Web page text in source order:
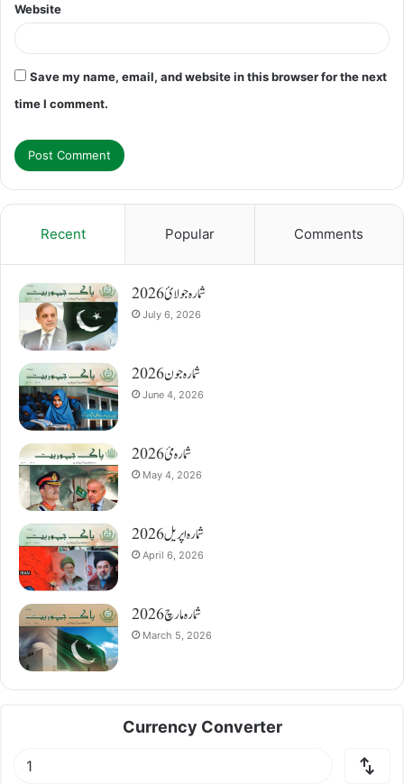
Website
Save my name, email, and website in this browser for the next
time I comment.
Recent Popular Comments
شمارہ جولائ 2026
July 6, 2026
شمارہ جون 2026
June 4, 2026
شمارہ مئ 2026
May 4, 2026
شمارہ اپریل 2026
April 6, 2026
شمارہ مارچ 2026
March 5, 2026
Currency Converter